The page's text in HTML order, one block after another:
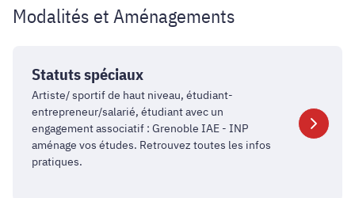
Modalités et Aménagements
spéciaux
Statuts spéciaux
Artiste/ sportif de haut niveau, étudiant-
entrepreneur/salarié, étudiant avec un
engagement associatif : Grenoble IAE - INP
aménage vos études. Retrouvez toutes les infos
pratiques.